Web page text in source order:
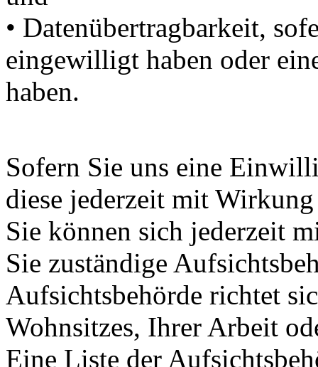
• Datenübertragbarkeit,
eingewilligt haben oder
haben.
Sofern Sie uns eine
diese jederzeit mit
Sie können sich jederzeit
Sie zuständige
Aufsichtsbehörde richtet
Wohnsitzes, Ihrer Arbeit
Eine Liste der